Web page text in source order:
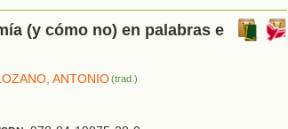
(y cómo no) en palabras e
ANTONIO (trad.)